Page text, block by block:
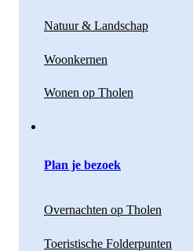
Natuur & Landschap
Woonkernen
Wonen op Tholen
Plan je bezoek
Overnachten op Tholen
Toeristische Folderpunten